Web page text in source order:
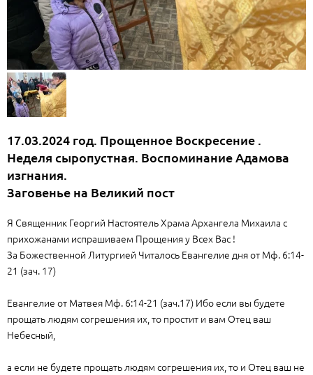
17.03.2024 год. Прощенное Воскресение .
Неделя сыропустная. Воспоминание Адамова
изгнания.
Заговенье на Великий пост
Я Священник Георгий Настоятель Храма Архангела Михаила с
прихожанами испрашиваем Прощения у Всех Вас !
За Божественной Литургией Читалось Евангелие дня от Мф. 6:14-
21 (зач. 17)
Евангелие от Матвея Мф. 6:14-21 (зач.17) Ибо если вы будете
прощать людям согрешения их, то простит и вам Отец ваш
Небесный,
а если не будете прощать людям согрешения их, то и Отец ваш не